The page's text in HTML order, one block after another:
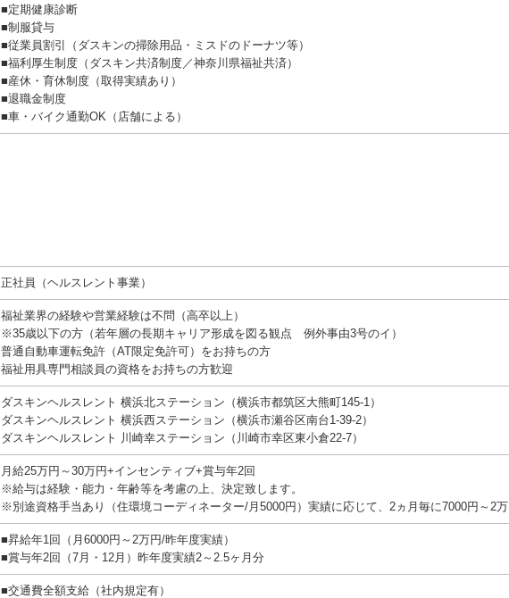
■定期健康診断
■制服貸与
■従業員割引（ダスキンの掃除⽤品・ミスドのドーナツ等）
■福利厚⽣制度（ダスキン共済制度／神奈川県福祉共済）
■産休・育休制度（取得実績あり）
■退職⾦制度
■⾞・バイク通勤OK（店舗による）
正社員（ヘルスレント事業）
福祉業界の経験や営業経験は不問（高卒以上）
※35歳以下の方（若年層の長期キャリア形成を図る観点 例外事由3号のイ）
普通自動車運転免許（AT限定免許可）をお持ちの方
福祉用具専門相談員の資格をお持ちの方歓迎
ダスキンヘルスレント 横浜北ステーション（横浜市都筑区大熊町145-1）
ダスキンヘルスレント 横浜西ステーション（横浜市瀬谷区南台1-39-2）
ダスキンヘルスレント 川崎幸ステーション（川崎市幸区東小倉22-7）
月給25万円～30万円+インセンティブ+賞与年2回
※給与は経験・能力・年齢等を考慮の上、決定致します。
※別途資格手当あり（住環境コーディネーター/月5000円）実績に応じて、2ヵ月毎に7000円～2万
■昇給年1回（月6000円～2万円/昨年度実績）
■賞与年2回（7月・12月）昨年度実績2～2.5ヶ月分
■交通費全額⽀給（社内規定有）